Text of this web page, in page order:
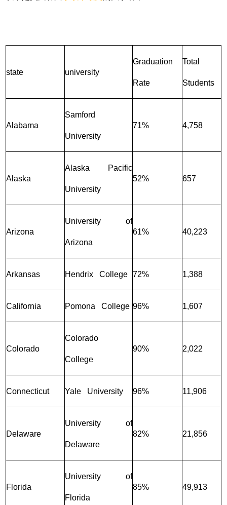
state university
Graduation
Rate
Total
Students
Alabama
Samford
University
71% 4,758
Alaska
Alaska Pacific
University
52% 657
Arizona
University of
Arizona
61% 40,223
Arkansas Hendrix College 72% 1,388
California Pomona College 96% 1,607
Colorado
Colorado
College
90% 2,022
Connecticut Yale University 96% 11,906
Delaware
University of
Delaware
82% 21,856
Florida
University of
Florida
85% 49,913